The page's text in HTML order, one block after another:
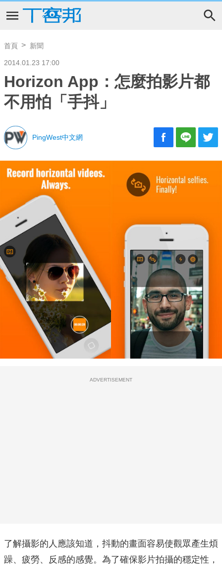
首頁 新聞
2014.01.23 17:00
Horizon App：怎麼拍影片都
不用怕「手抖」
PingWest中文網
ADVERTISEMENT
了解攝影的人應該知道，抖動的畫面容易使觀眾產生煩
躁、疲勞、反感的感覺。為了確保影片拍攝的穩定性，